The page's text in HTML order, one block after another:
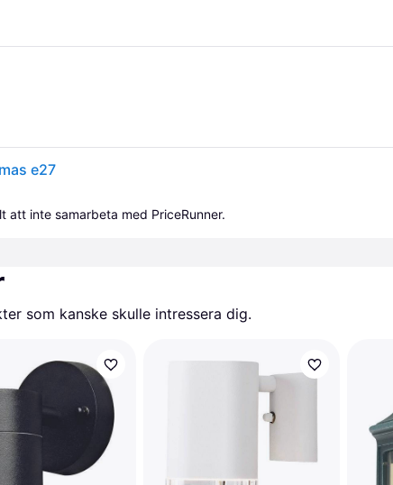
e27
att inte samarbeta med PriceRunner.
som kanske skulle intressera dig.